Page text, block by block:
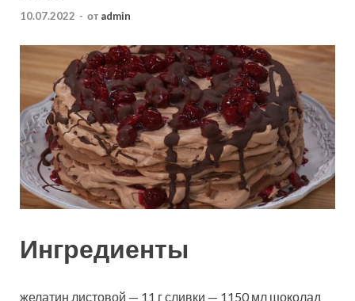
10.07.2022 - от admin
Ингредиенты
желатин листовой — 11 г сливки — 1150 мл шоколад